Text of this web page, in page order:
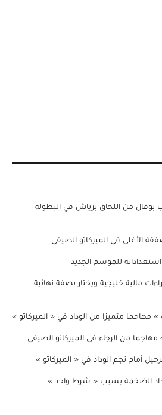
بوفال من اللحاق بزياش في البطولة
الأغلى في الميركاتو الصيفي
للموسم الجديد
مالية خليجية ويختار بصفة نهائية
مهاجما متميزا من الوداد في « الميركاتو »
من الرجاء في الميركاتو الصيفي
أمام نجم الوداد في « الميركاتو »
الضخمة بسبب « شرط واحد »